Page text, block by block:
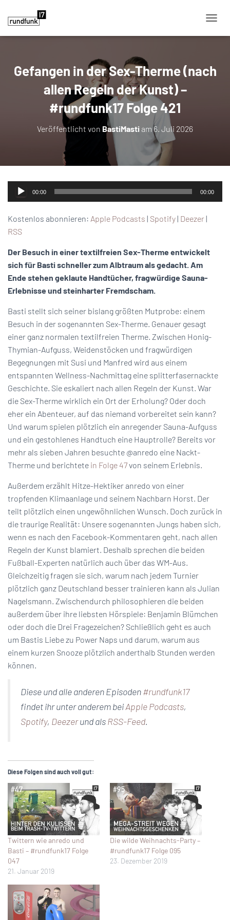
Gefangen in der Sex-Therme (nach
allen Regeln der Kunst) –
#rundfunk17 Folge 421
Veröffentlicht von BastiMasti am6. Juli 2026
Audio-
Player
00:00 00:00
Kostenlos abonnieren: Apple Podcasts | Spotify| Deezer|
RSS
Der Besuch in einer textilfreien Sex-Therme entwickelt
sich für Basti schneller zum Albtraum als gedacht. Am
Ende stehen geklaute Handtücher, fragwürdige Sauna-
Erlebnisse und steinharter Fremdscham.
Basti stellt sich seiner bislang größten Mutprobe: einem
Besuch in der sogenannten Sex-Therme. Genauer gesagt
einer ganz normalen textilfreien Therme. Zwischen Honig-
Thymian-Aufguss, Weidenstöcken und fragwürdigen
Begegnungen mit Susi und Manfred wird aus einem
entspannten Wellness-Nachmittag eine splitterfasernackte
Geschichte. Sie eskaliert nach allen Regeln der Kunst. War
die Sex-Therme wirklich ein Ort der Erholung? Oder doch
eher ein Abenteuer, auf das niemand vorbereitet sein kann?
Und warum spielen plötzlich ein anregender Sauna-Aufguss
und ein gestohlenes Handtuch eine Hauptrolle? Bereits vor
mehr als sieben Jahren besuchte @anredo eine Nackt-
Therme und berichtete in Folge 47von seinem Erlebnis.
Außerdem erzählt Hitze-Hektiker anredo von einer
tropfenden Klimaanlage und seinem Nachbarn Horst. Der
teilt plötzlich einen ungewöhnlichen Wunsch. Doch zurück in
die traurige Realität: Unsere sogenannten Jungs haben sich,
wenn es nach den Facebook-Kommentaren geht, nach allen
Regeln der Kunst blamiert. Deshalb sprechen die beiden
Fußball-Experten natürlich auch über das WM-Aus.
Gleichzeitig fragen sie sich, warum nach jedem Turnier
plötzlich ganz Deutschland besser trainieren kann als Julian
Nagelsmann. Zwischendurch philosophieren die beiden
außerdem über ihre liebsten Hörspiele: Benjamin Blümchen
oder doch die Drei Fragezeichen? Schließlich geht es auch
um Bastis Liebe zu Power Naps und darum, warum aus
einem kurzen Snooze plötzlich anderthalb Stunden werden
können.
Diese und alle anderen Episoden#rundfunk17
findet ihr unter anderem beiApple Podcasts,
Spotify, Deezerund alsRSS-Feed.
Diese Folgen sind auch voll gut:
Twittern wie anredo und
Basti – #rundfunk17 Folge
047
21. Januar 2019
Die wilde Weihnachts-Party –
#rundfunk17 Folge 095
23. Dezember 2019